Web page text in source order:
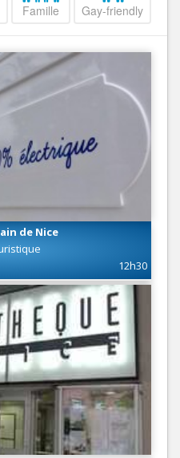
Famille Gay-friendly
de Nice
12h30